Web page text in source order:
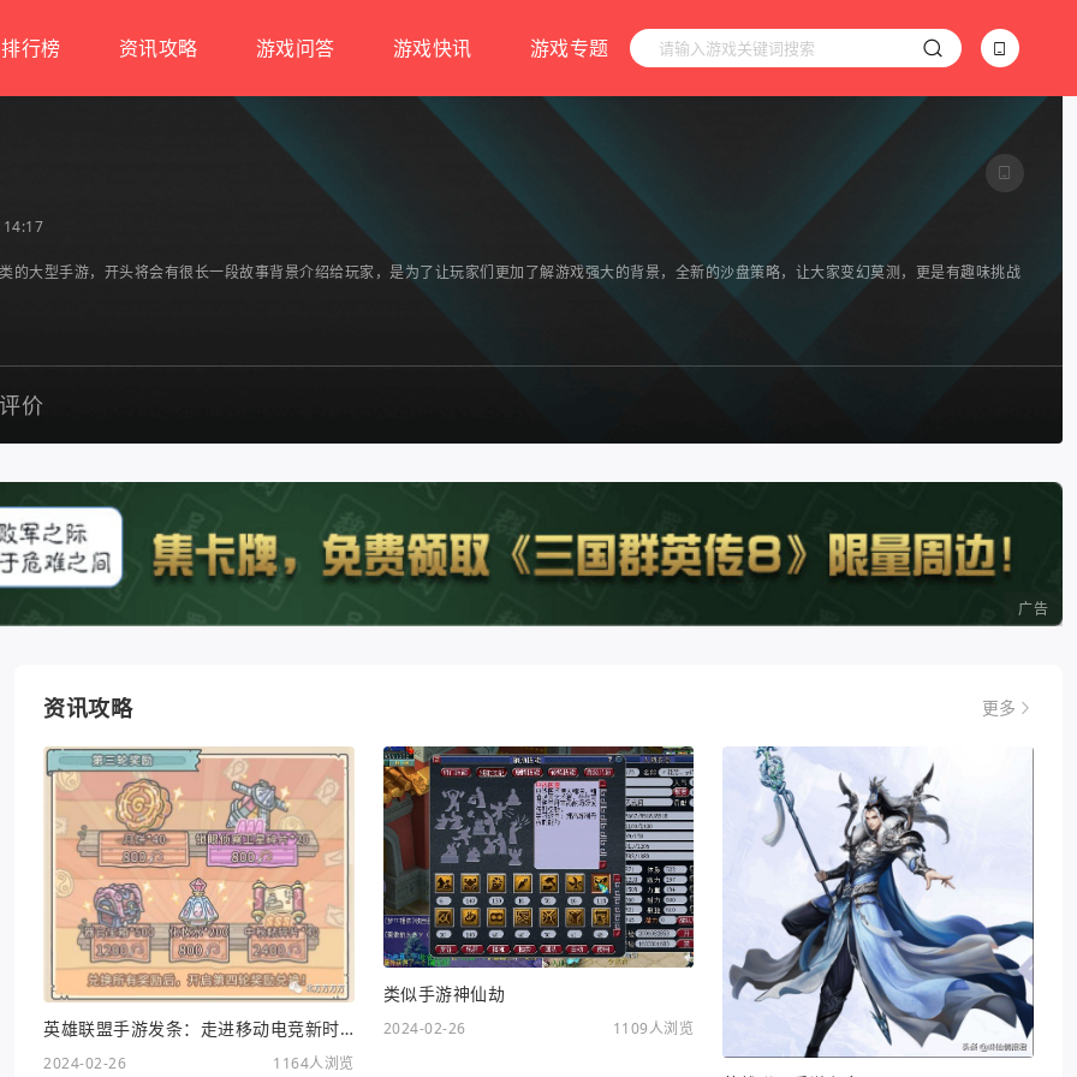
排行榜 资讯攻略 游戏问答 游戏快讯 游戏专题
14:17
的大型手游，开头将会有很长一段故事背景介绍给玩家，是为了让玩家们更加了解游戏强大的背景，全新的沙盘策略，让大家变幻莫测，更是有趣味挑战
价
广告
资讯攻略 更多
英雄联盟手游发条：走进移动电竞新时代
2024-02-26 1164人浏览
类似手游神仙劫
2024-02-26 1109人浏览